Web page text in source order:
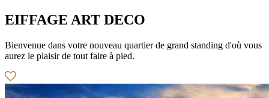
EIFFAGE ART DECO
Bienvenue dans votre nouveau quartier de grand standing d'où vous
aurez le plaisir de tout faire à pied.